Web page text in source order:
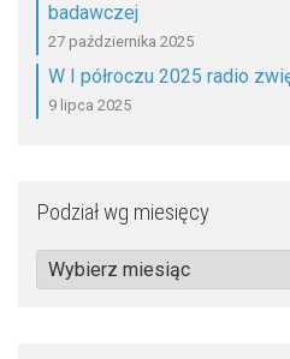
badawczej
27 października 2025
W I półroczu 2025 radio
9 lipca 2025
Podział wg miesięcy
Podział
wg